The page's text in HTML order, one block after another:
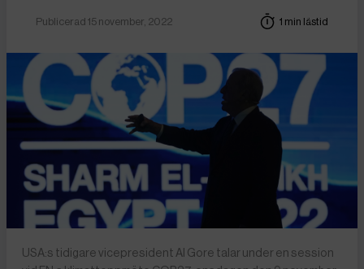
Publicerad 15 november, 2022 1 min lästid
USA:s tidigare vicepresident Al Gore talar under en session